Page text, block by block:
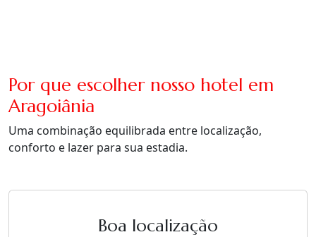
Por que escolher nosso hotel em
Aragoiânia
Uma combinação equilibrada entre localização,
conforto e lazer para sua estadia.
Boa localização